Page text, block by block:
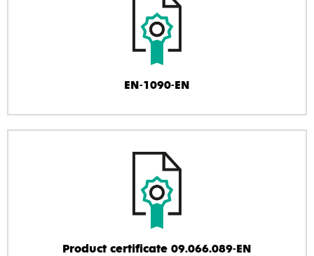
EN-1090-EN
Product certificate 09.066.089-EN